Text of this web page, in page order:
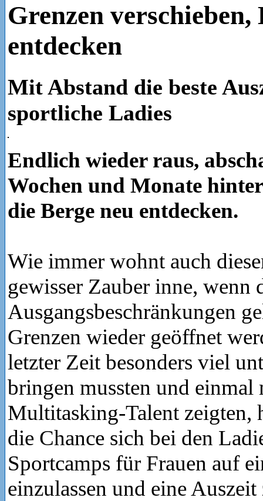
Grenzen verschieben,
entdecken
Mit Abstand die beste
sportliche Ladies
Endlich wieder raus,
Wochen und Monate
die Berge neu entdecken.
Wie immer wohnt auch
gewisser Zauber inne, wenn
Ausgangsbeschränkungen
Grenzen wieder geöffnet
letzter Zeit besonders viel
bringen mussten und einmal
Multitasking-Talent zeigten,
die Chance sich bei den
Sportcamps für Frauen auf
einzulassen und eine